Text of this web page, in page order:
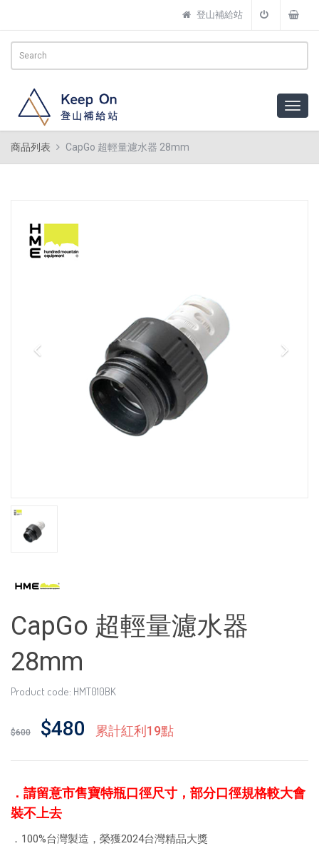
登山補給站
商品列表 CapGo 超輕量濾水器 28mm
CapGo 超輕量濾水器
28mm
Product code: HMT010BK
$600 $480 累計紅利19點
．請留意市售寶特瓶口徑尺寸，部分口徑規格較大會
裝不上去
．100%台灣製造，榮獲2024台灣精品大獎